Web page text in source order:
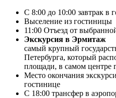
С 8:00 до 10:00 завтрак в
Выселение из гостиницы
11:00 Отъезд от
Экскурсия в Эрмитаж
самый крупный
Петербурга, который
площади, в самом центре
Место окончания
гостинице
С 18:00 трансфер в